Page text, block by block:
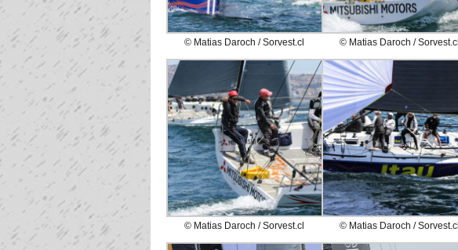
© Matias Daroch / Sorvest.cl © Matias Daroch / Sorvest.cl
© Matias Daroch / Sorvest.cl © Matias Daroch / Sorvest.cl